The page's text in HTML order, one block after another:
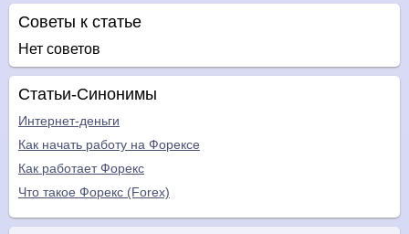
Советы к статье
Нет советов
Статьи-Синонимы
Интернет-деньги
Как начать работу на Форексе
Как работает Форекс
Что такое Форекс (Forex)